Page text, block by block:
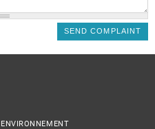
ENVIRONNEMENT